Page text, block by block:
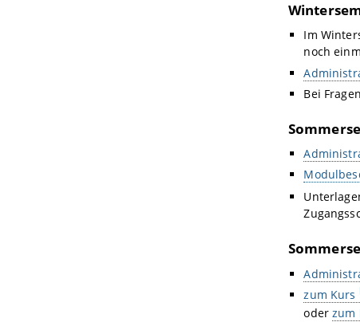
Im
noch
Bei
zum Kurs
oderzum